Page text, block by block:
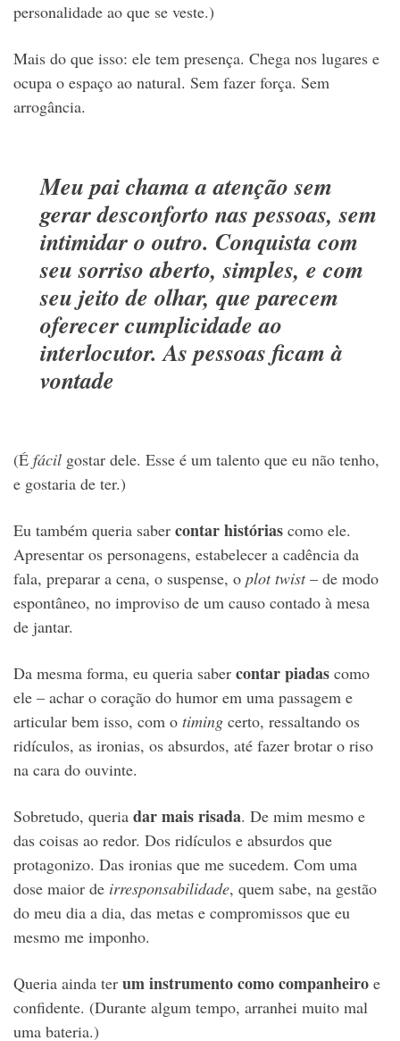
personalidade ao que se veste.)
Mais do que isso: ele tem presença. Chega nos lugares e
ocupa o espaço ao natural. Sem fazer força. Sem
arrogância.
Meu pai chama a atenção sem
gerar desconforto nas pessoas, sem
intimidar o outro. Conquista com
seu sorriso aberto, simples, e com
seu jeito de olhar, que parecem
oferecer cumplicidade ao
interlocutor. As pessoas ficam à
vontade
(É fácil gostar dele. Esse é um talento que eu não tenho,
e gostaria de ter.)
Eu também queria saber contar histórias como ele.
Apresentar os personagens, estabelecer a cadência da
fala, preparar a cena, o suspense, o plot twist– de modo
espontâneo, no improviso de um causo contado à mesa
de jantar.
Da mesma forma, eu queria saber contar piadas como
ele – achar o coração do humor em uma passagem e
articular bem isso, com o timing certo, ressaltando os
ridículos, as ironias, os absurdos, até fazer brotar o riso
na cara do ouvinte.
Sobretudo, queria dar mais risada. De mim mesmo e
das coisas ao redor. Dos ridículos e absurdos que
protagonizo. Das ironias que me sucedem. Com uma
dose maior de irresponsabilidade, quem sabe, na gestão
do meu dia a dia, das metas e compromissos que eu
mesmo me imponho.
Queria ainda ter um instrumento como companheiro e
confidente. (Durante algum tempo, arranhei muito mal
uma bateria.)